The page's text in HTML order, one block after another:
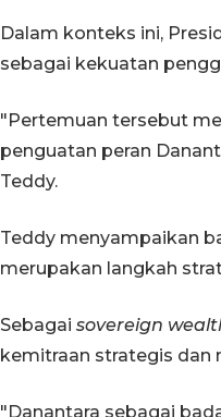
Dalam konteks ini,
sebagai kekuatan
"Pertemuan tersebut
penguatan peran
Teddy.
Teddy menyampaikan
merupakan langkah
Sebagai sovereign
kemitraan strategis dan
"Danantara sebagai